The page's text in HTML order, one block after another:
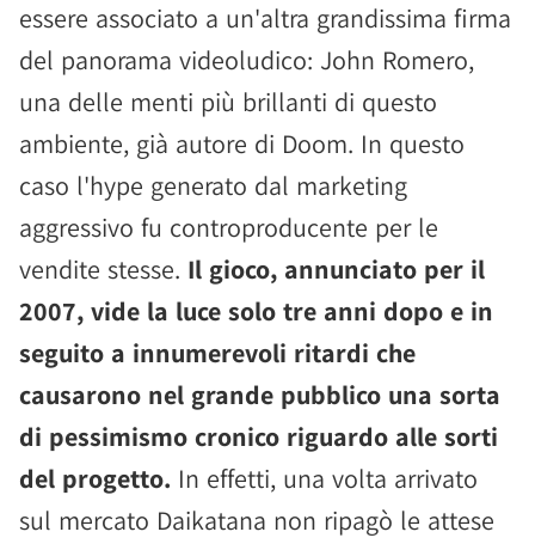
essere associato a un'altra grandissima firma
del panorama videoludico: John Romero,
una delle menti più brillanti di questo
ambiente, già autore di Doom. In questo
caso l'hype generato dal marketing
aggressivo fu controproducente per le
vendite stesse. Il gioco, annunciato per il
2007, vide la luce solo tre anni dopo e in
seguito a innumerevoli ritardi che
causarono nel grande pubblico una sorta
di pessimismo cronico riguardo alle sorti
del progetto. In effetti, una volta arrivato
sul mercato Daikatana non ripagò le attese